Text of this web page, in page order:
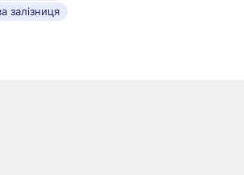
залізниця